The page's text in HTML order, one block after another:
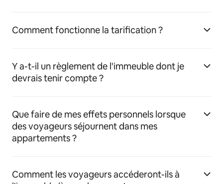
Comment fonctionne la tarification ?
Y a-t-il un règlement de l'immeuble dont je
devrais tenir compte ?
Que faire de mes effets personnels lorsque
des voyageurs séjournent dans mes
appartements ?
Comment les voyageurs accéderont-ils à